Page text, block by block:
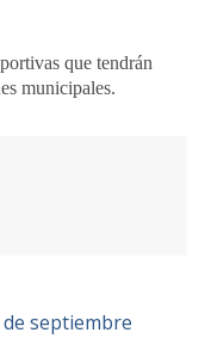
que tendrán
municipales.
septiembre